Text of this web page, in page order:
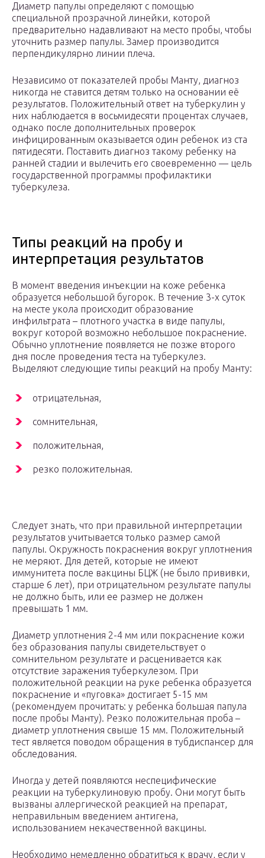
Диаметр папулы определяют с помощью
специальной прозрачной линейки, которой
предварительно надавливают на место пробы, чтобы
уточнить размер папулы. Замер производится
перпендикулярно линии плеча.
Независимо от показателей пробы Манту, диагноз
никогда не ставится детям только на основании её
результатов. Положительный ответ на туберкулин у
них наблюдается в восьмидесяти процентах случаев,
однако после дополнительных проверок
инфицированным оказывается один ребенок из ста
пятидесяти. Поставить диагноз такому ребенку на
ранней стадии и вылечить его своевременно — цель
государственной программы профилактики
туберкулеза.
Типы реакций на пробу и
интерпретация результатов
В момент введения инъекции на коже ребенка
образуется небольшой бугорок. В течение 3-х суток
на месте укола происходит образование
инфильтрата – плотного участка в виде папулы,
вокруг которой возможно небольшое покраснение.
Обычно уплотнение появляется не позже второго
дня после проведения теста на туберкулез.
Выделяют следующие типы реакций на пробу Манту:
отрицательная,
сомнительная,
положительная,
резко положительная.
Следует знать, что при правильной интерпретации
результатов учитывается только размер самой
папулы. Окружность покраснения вокруг уплотнения
не меряют. Для детей, которые не имеют
иммунитета после вакцины БЦЖ (не было прививки,
старше 6 лет), при отрицательном результате папулы
не должно быть, или ее размер не должен
превышать 1 мм.
Диаметр уплотнения 2-4 мм или покраснение кожи
без образования папулы свидетельствует о
сомнительном результате и расценивается как
отсутствие заражения туберкулезом. При
положительной реакции на руке ребенка образуется
покраснение и «пуговка» достигает 5-15 мм
(рекомендуем прочитать: у ребенка большая папула
после пробы Манту). Резко положительная проба –
диаметр уплотнения свыше 15 мм. Положительный
тест является поводом обращения в тубдиспансер для
обследования.
Иногда у детей появляются неспецифические
реакции на туберкулиновую пробу. Они могут быть
вызваны аллергической реакцией на препарат,
неправильным введением антигена,
использованием некачественной вакцины.
Необходимо немедленно обратиться к врачу, если у